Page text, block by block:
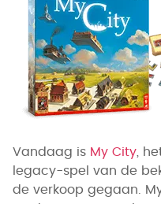
Vandaag is My City ,
legacy-spel van de
de verkoop gegaan.